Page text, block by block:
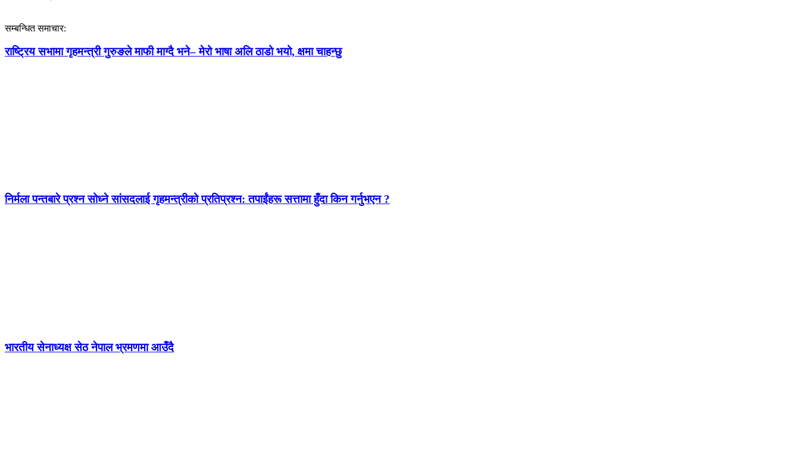
सम्बन्धित समाचार:
राष्ट्रिय सभामा गृहमन्त्री गुरुङले माफी माग्दै भने– मेरो भाषा अलि ठाडो भयो, क्षमा चाहन्छु
निर्मला पन्तबारे प्रश्न सोध्ने सांसदलाई गृहमन्त्रीको प्रतिप्रश्न: तपाईंहरू सत्तामा हुँदा किन गर्नुभएन ?
भारतीय सेनाध्यक्ष सेठ नेपाल भ्रमणमा आउँदै